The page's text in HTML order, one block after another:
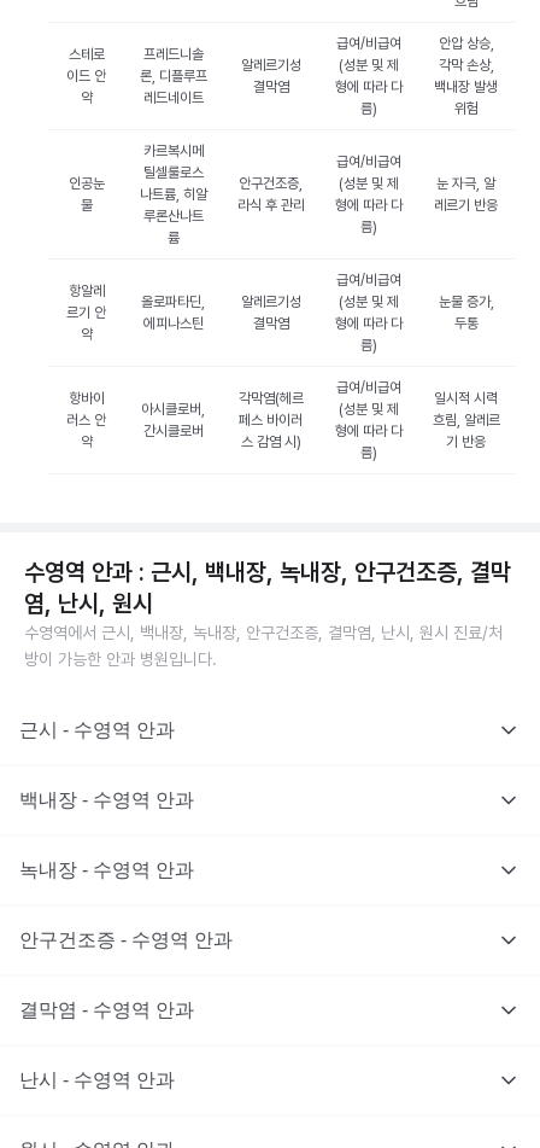
스테로
이드 안
약
프레드니솔
론, 디플루프
레드네이트
알레르기성
결막염
급여/비급여
(성분 및 제
형에 따라 다
름)
안압 상승,
각막 손상,
백내장 발생
위험
인공눈
물
카르복시메
틸셀룰로스
나트륨, 히알
루론산나트
륨
안구건조증,
라식 후 관리
급여/비급여
(성분 및 제
형에 따라 다
름)
눈 자극, 알
레르기 반응
항알레
르기 안
약
올로파타딘,
에피나스틴
알레르기성
결막염
급여/비급여
(성분 및 제
형에 따라 다
름)
눈물 증가,
두통
항바이
러스 안
약
아시클로버,
간시클로버
각막염(헤르
페스 바이러
스 감염 시)
급여/비급여
(성분 및 제
형에 따라 다
름)
일시적 시력
흐림, 알레르
기 반응
수영역 안과 : 근시, 백내장, 녹내장, 안구건조증, 결막
염, 난시, 원시
수영역에서 근시, 백내장, 녹내장, 안구건조증, 결막염, 난시, 원시 진료/처
방이 가능한 안과 병원입니다.
근시 - 수영역 안과
백내장 - 수영역 안과
녹내장 - 수영역 안과
안구건조증 - 수영역 안과
결막염 - 수영역 안과
난시 - 수영역 안과